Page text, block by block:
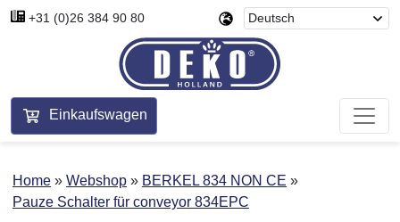
+31 (0)26 384 90 80
Einkaufswagen
Home Webshop
BERKEL 834 NON CE
Pauze Schalter für conveyor 834EPC